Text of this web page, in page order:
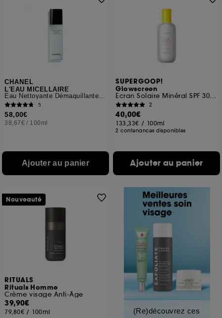
CHANEL
L'EAU MICELLAIRE
Eau Nettoyante Démaquillante Anti-Pollution
5
58,00€
38,67€ / 100ml
Ajouter au panier
SUPERGOOP!
Glowscreen
Écran Solaire Minéral SPF 30 PA+++
2
40,00€
133,33€ / 100ml
2 contenances disponibles
Ajouter au panier
RITUALS
Rituals Homme
Crème visage Anti-Âge
39,90€
79,80€ / 100ml
Nouveauté
(Re)découvrez ces